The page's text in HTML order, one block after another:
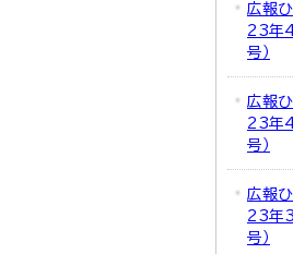
広報
23年
号）
広報
23年
号）
広報
23年
号）